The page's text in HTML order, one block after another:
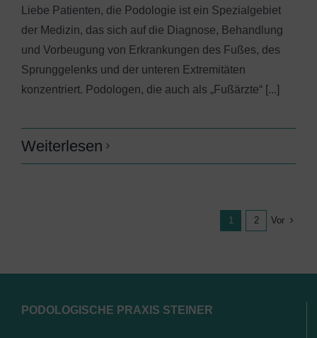
Liebe Patienten, die Podologie ist ein Spezialgebiet
der Medizin, das sich auf die Diagnose, Behandlung
und Vorbeugung von Erkrankungen des Fußes, des
Sprunggelenks und der unteren Extremitäten
konzentriert. Podologen, die auch als „Fußärzte“ [...]
Weiterlesen
1 2 Vor
PODOLOGISCHE PRAXIS STEINER